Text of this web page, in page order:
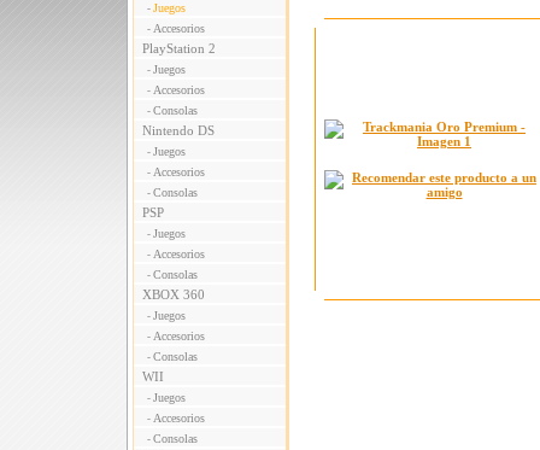
- Juegos
- Accesorios
PlayStation 2
- Juegos
- Accesorios
- Consolas
Nintendo DS
- Juegos
- Accesorios
- Consolas
PSP
- Juegos
- Accesorios
- Consolas
XBOX 360
- Juegos
- Accesorios
- Consolas
WII
- Juegos
- Accesorios
- Consolas